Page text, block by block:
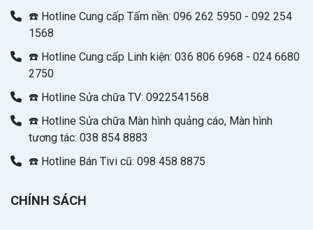
☎️ Hotline Cung cấp Tấm nền: 096 262 5950 - 092 254
1568
☎️ Hotline Cung cấp Linh kiện: 036 806 6968 - 024 6680
2750
☎️ Hotline Sửa chữa TV: 0922541568
☎️ Hotline Sửa chữa Màn hình quảng cáo, Màn hình
tương tác: 038 854 8883
☎️ Hotline Bán Tivi cũ: 098 458 8875
CHÍNH SÁCH